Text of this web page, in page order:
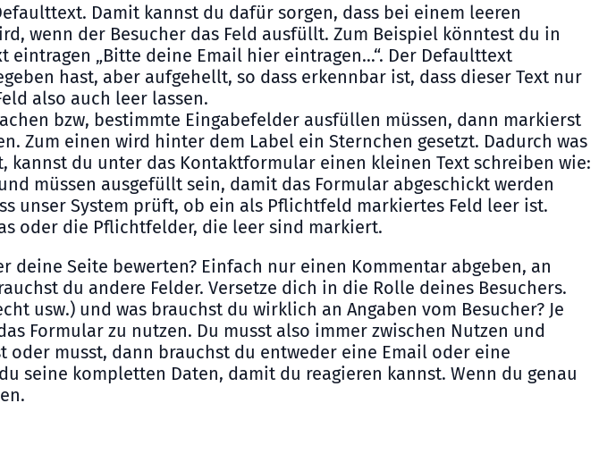
Damit kannst du dafür sorgen, dass bei einem leeren
wenn der Besucher das Feld ausfüllt. Zum Beispiel könntest du in
„Bitte deine Email hier eintragen…“. Der Defaulttext
hast, aber aufgehellt, so dass erkennbar ist, dass dieser Text nur
also auch leer lassen.
bzw, bestimmte Eingabefelder ausfüllen müssen, dann markierst
Zum einen wird hinter dem Label ein Sternchen gesetzt. Dadurch was
du unter das Kontaktformular einen kleinen Text schreiben wie:
müssen ausgefüllt sein, damit das Formular abgeschickt werden
unser System prüft, ob ein als Pflichtfeld markiertes Feld leer ist.
oder die Pflichtfelder, die leer sind markiert.
Seite bewerten? Einfach nur einen Kommentar abgeben, an
du andere Felder. Versetze dich in die Rolle deines Besuchers.
usw.) und was brauchst du wirklich an Angaben vom Besucher? Je
Formular zu nutzen. Du musst also immer zwischen Nutzen und
musst, dann brauchst du entweder eine Email oder eine
seine kompletten Daten, damit du reagieren kannst. Wenn du genau